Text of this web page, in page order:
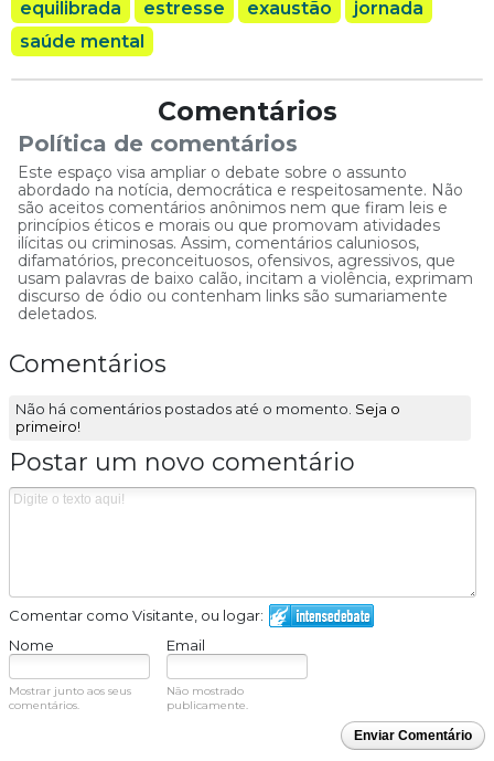
equilibrada estresse exaustão
jornada
saúde mental
Comentários
Política de comentários
Este espaço visa ampliar o debate sobre o assunto
abordado na notícia, democrática e respeitosamente. Não
são aceitos comentários anônimos nem que firam leis e
princípios éticos e morais ou que promovam atividades
ilícitas ou criminosas. Assim, comentários caluniosos,
difamatórios, preconceituosos, ofensivos, agressivos, que
usam palavras de baixo calão, incitam a violência, exprimam
discurso de ódio ou contenham links são sumariamente
deletados.
Comentários
Não há comentários postados até o momento. Seja o
primeiro!
Postar um novo comentário
Comentar como Visitante, ou logar:
Nome
Email
Mostrar junto aos seus
comentários.
Não mostrado
publicamente.
Enviar Comentário